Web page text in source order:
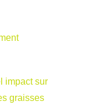
impact sur
graisses